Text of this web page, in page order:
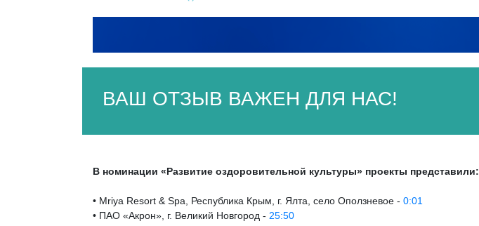
ВАШ ОТЗЫВ ВАЖЕН ДЛЯ НАС!
В номинации «Развитие оздоровительной культуры» проекты представили:
• Mriya Resort & Spa, Республика Крым, г. Ялта, село Оползневое - 0:01
• ПАО «Акрон», г. Великий Новгород - 25:50